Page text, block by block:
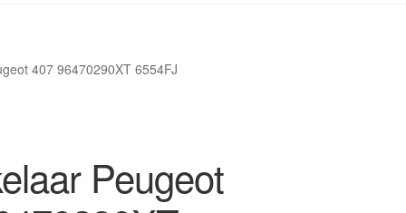
407 96470290XT 6554FJ
Peugeot